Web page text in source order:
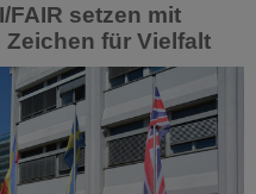
FAIR setzen mit
für Vielfalt